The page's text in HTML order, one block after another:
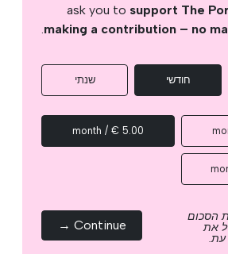
ask you to support The
making a contribution – no
.
חודשי שנתי
5.00 € / month
הסכום
את
עת.
Continue →